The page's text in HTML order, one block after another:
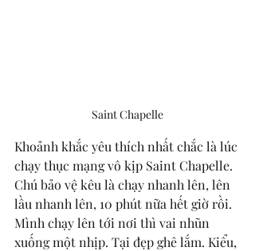
Saint Chapelle
Khoảnh khắc yêu thích nhất chắc là lúc
chạy thục mạng vô kịp Saint Chapelle.
Chú bảo vệ kêu là chạy nhanh lên, lên
lầu nhanh lên, 10 phút nữa hết giờ rồi.
Mình chạy lên tới nơi thì vai nhũn
xuống một nhịp. Tại đẹp ghê lắm. Kiểu,